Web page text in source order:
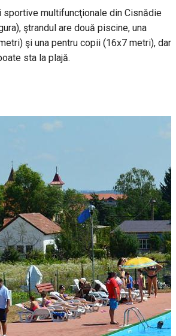
sportive multifuncţionale din Cisnădie
ştrandul are două piscine, una
şi una pentru copii (16x7 metri), dar
sta la plajă.